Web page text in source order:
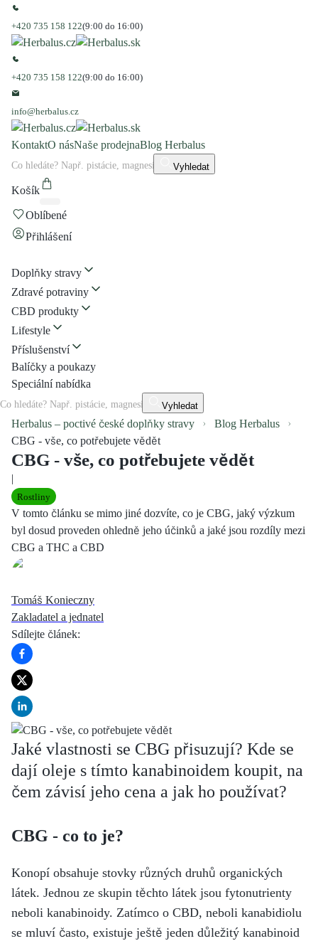
+420 735 158 122(9:00 do 16:00)
+420 735 158 122(9:00 do 16:00)
info@herbalus.cz
KontaktO násNaše prodejnaBlog Herbalus
Vyhledat
Košík
Oblíbené
Přihlášení
Doplňky stravy
Zdravé potraviny
CBD produkty
Lifestyle
Příslušenství
Balíčky a poukazy
Speciální nabídka
Vyhledat
Herbalus – poctivé české doplňky stravy
Blog Herbalus
CBG - vše, co potřebujete vědět
CBG - vše, co potřebujete vědět
|
Rostliny
V tomto článku se mimo jiné dozvíte, co je CBG, jaký výzkum
byl dosud proveden ohledně jeho účinků a jaké jsou rozdíly mezi
CBG a THC a CBD
Tomáš Konieczny
Zakladatel a jednatel
Sdílejte článek:
Jaké vlastnosti se CBG přisuzují? Kde se
dají oleje s tímto kanabinoidem koupit, na
čem závisí jeho cena a jak ho používat?
CBG - co to je?
Konopí obsahuje stovky různých druhů organických
látek. Jednou ze skupin těchto látek jsou fytonutrienty
neboli kanabinoidy. Zatímco o CBD, neboli kanabidiolu
se mluví často, existuje ještě jeden důležitý kanabinoid